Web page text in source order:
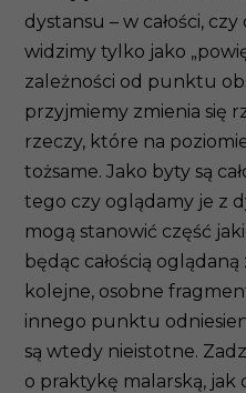
dystansu – w całości,
widzimy tylko jako
zależności od punktu
przyjmiemy zmienia się
rzeczy, które na
tożsame. Jako byty są
tego czy oglądamy je z
mogą stanowić część
będąc całością
kolejne, osobne
innego punktu
są wtedy nieistotne.
o praktykę malarską, jak